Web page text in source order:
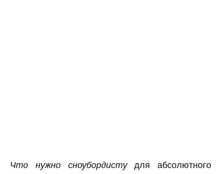
Что нужно сноубордистудля абсолютного